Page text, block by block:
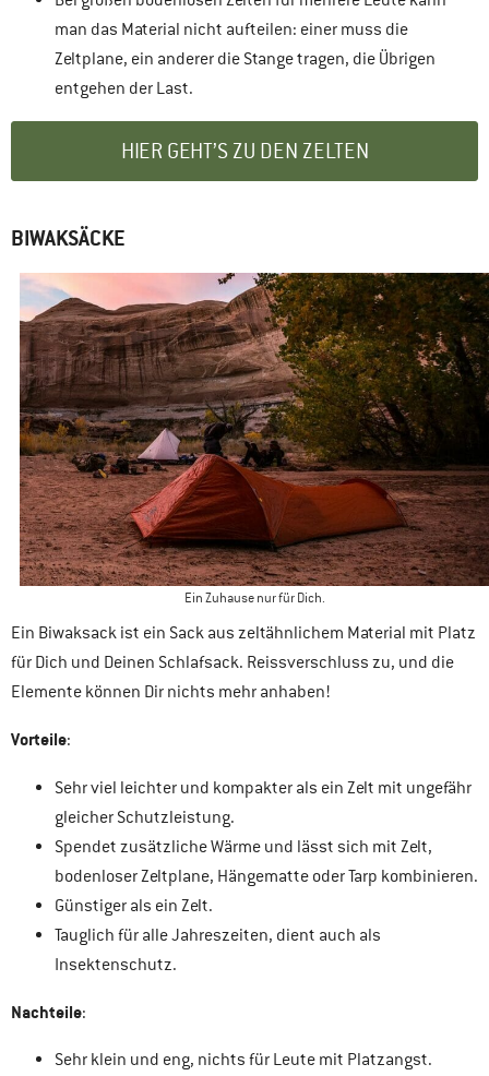
man das Material nicht aufteilen: einer muss die
Zeltplane, ein anderer die Stange tragen, die Übrigen
entgehen der Last.
HIER GEHT’S ZU DEN ZELTEN
BIWAKSÄCKE
Ein Zuhause nur für Dich.
Ein Biwaksack ist ein Sack aus zeltähnlichem Material mit Platz
für Dich und Deinen Schlafsack. Reissverschluss zu, und die
Elemente können Dir nichts mehr anhaben!
Vorteile:
Sehr viel leichter und kompakter als ein Zelt mit ungefähr
gleicher Schutzleistung.
Spendet zusätzliche Wärme und lässt sich mit Zelt,
bodenloser Zeltplane, Hängematte oder Tarp kombinieren.
Günstiger als ein Zelt.
Tauglich für alle Jahreszeiten, dient auch als
Insektenschutz.
Nachteile:
Sehr klein und eng, nichts für Leute mit Platzangst.